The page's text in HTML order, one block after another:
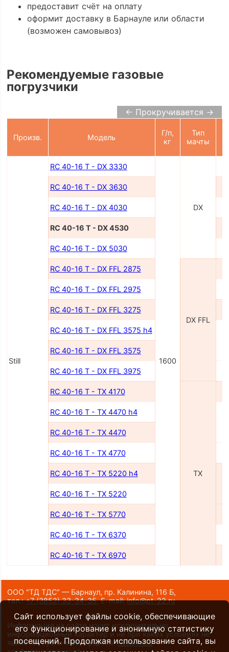
предоставит счёт на оплату
оформит доставку в Барнауле или области
(возможен самовывоз)
Рекомендуемые газовые
погрузчики
← Прокручивается →
Произв. Модель
Г/п,
кг
Тип
мачты
Still
RC 40-16 T - DX 3330
1600
DX
RC 40-16 T - DX 3630
RC 40-16 T - DX 4030
RC 40-16 T - DX 4530
RC 40-16 T - DX 5030
RC 40-16 T - DX FFL 2875
DX FFL
RC 40-16 T - DX FFL 2975
RC 40-16 T - DX FFL 3275
RC 40-16 T - DX FFL 3575 h4
RC 40-16 T - DX FFL 3575
RC 40-16 T - DX FFL 3975
RC 40-16 T - TX 4170
TX
RC 40-16 T - TX 4470 h4
RC 40-16 T - TX 4470
RC 40-16 T - TX 4770
RC 40-16 T - TX 5220 h4
RC 40-16 T - TX 5220
RC 40-16 T - TX 5770
RC 40-16 T - TX 6370
RC 40-16 T - TX 6970
ООО "ТД ТДС" — Барнаул, пр. Калинина, 116 Б,
тел.:+7 (3852) 33-34-35,E-mail:info@pt-22.ru
Информация на сайте носит исключительно
информационный характер и ни при каких условиях не
является публичной офертой.Политика
Сайт использует файлы cookie, обеспечивающие
его функционирование и анонимную статистику
посещений. Продолжая использование сайта, вы